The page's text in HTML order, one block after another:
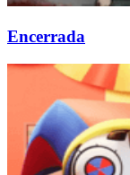
Encerrada